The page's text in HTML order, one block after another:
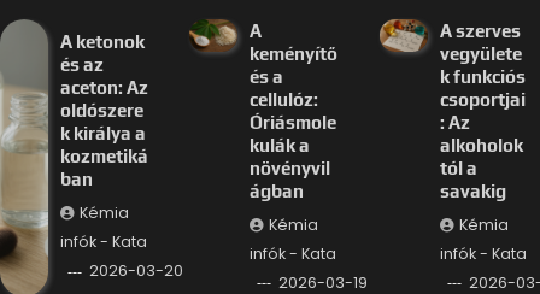
A ketonok
és az
aceton: Az
oldószere
k királya a
kozmetiká
ban
Kémia
infók - Kata
2026-03-20
A
keményítő
és a
cellulóz:
Óriásmole
kulák a
növényvil
ágban
Kémia
infók - Kata
2026-03-19
A szerves
vegyülete
k funkciós
csoportjai
: Az
alkoholok
tól a
savakig
Kémia
infók - Kata
2026-